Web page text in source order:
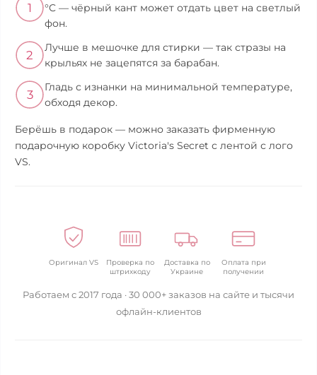
1
°C — чёрный кант может отдать цвет на светлый
фон.
2
Лучше в мешочке для стирки — так стразы на
крыльях не зацепятся за барабан.
3
Гладь с изнанки на минимальной температуре,
обходя декор.
Берёшь в подарок — можно заказать фирменную
подарочную коробку Victoria's Secret с лентой с лого
VS.
Оригинал VS
Проверка по
штрихкоду
Доставка по
Украине
Оплата при
получении
Работаем с 2017 года · 30 000+ заказов на сайте и тысячи
офлайн-клиентов